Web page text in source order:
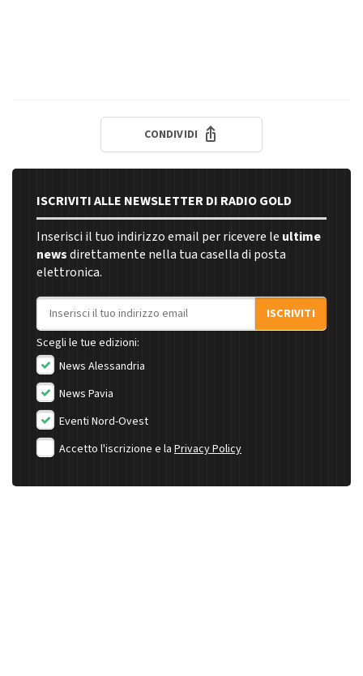
CONDIVIDI
ISCRIVITI ALLE NEWSLETTER DI RADIO GOLD
Inserisci il tuo indirizzo email per ricevere le ultime
newsdirettamente nella tua casella di posta
elettronica.
Indirizzo email
ISCRIVITI
Scegli le tue edizioni:
News Alessandria
News Pavia
Eventi Nord-Ovest
Accetto l'iscrizione e la Privacy Policy